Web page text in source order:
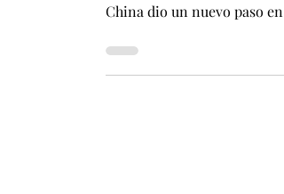
El buque metanero está
China dio un nuevo paso
transportador de gas